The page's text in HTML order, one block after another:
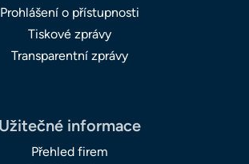
Prohlášení o přístupnosti
Tiskové zprávy
Transparentní zprávy
Užitečné informace
Přehled firem